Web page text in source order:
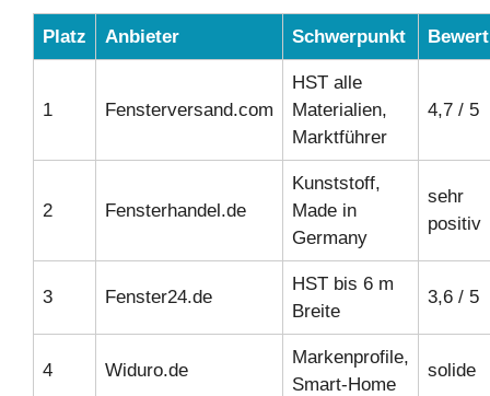
Platz Anbieter Schwerpunkt
1 Fensterversand.com
HST alle
Materialien,
Marktführer
4,7 / 5
2 Fensterhandel.de
Kunststoff,
Made in
Germany
sehr
positiv
3 Fenster24.de
HST bis 6 m
Breite
3,6 / 5
4 Widuro.de
Markenprofile,
Smart-Home
solide